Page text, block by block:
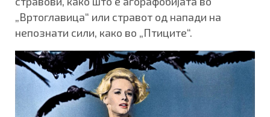
„Вртоглавица“ или стравот од напади на
непознати сили, како во „Птиците“.